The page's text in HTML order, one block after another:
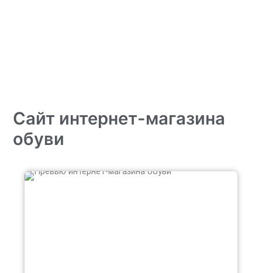
Сайт интернет-магазина
обуви